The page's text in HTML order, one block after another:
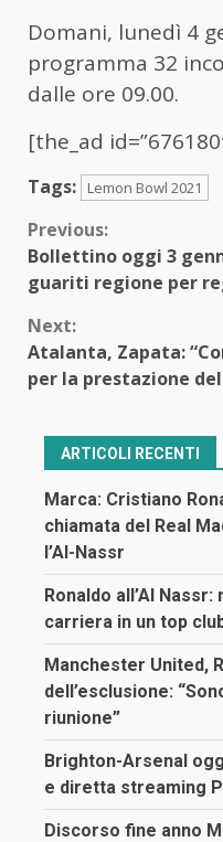
Domani, lunedì 4
programma 32
dalle ore 09.00.
[the_ad
Tags: Lemon Bowl 2021
Continue
Reading
Previous:
Bollettino oggi 3
guariti regione per
Next:
Atalanta, Zapata:
per la prestazione
ARTICOLI RECENTI
Marca: Cristiano
chiamata del Real
l’Al-Nassr
Ronaldo all’Al
carriera in un top
Manchester United,
dell’esclusione:
riunione”
Brighton-Arsenal
e diretta streaming
Discorso fine anno